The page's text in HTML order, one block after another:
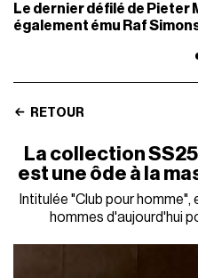
Le dernier défilé de Pieter
également ému Raf
RETOUR
La collection
est une ôde à la
Intitulée "Club pour
hommes d'aujourd'hui